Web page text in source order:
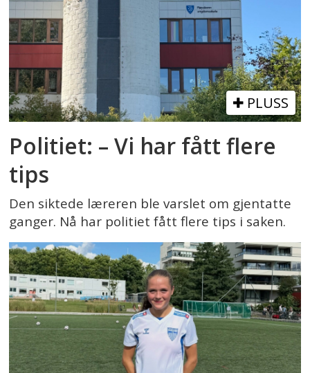
PLUSS
Politiet: – Vi har fått flere
tips
Den siktede læreren ble varslet om gjentatte
ganger. Nå har politiet fått flere tips i saken.